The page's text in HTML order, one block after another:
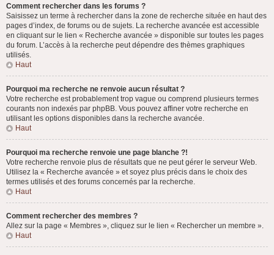
Comment rechercher dans les forums ?
Saisissez un terme à rechercher dans la zone de recherche située en haut des
pages d’index, de forums ou de sujets. La recherche avancée est accessible
en cliquant sur le lien « Recherche avancée » disponible sur toutes les pages
du forum. L’accès à la recherche peut dépendre des thèmes graphiques
utilisés.
Haut
Pourquoi ma recherche ne renvoie aucun résultat ?
Votre recherche est probablement trop vague ou comprend plusieurs termes
courants non indexés par phpBB. Vous pouvez affiner votre recherche en
utilisant les options disponibles dans la recherche avancée.
Haut
Pourquoi ma recherche renvoie une page blanche ?!
Votre recherche renvoie plus de résultats que ne peut gérer le serveur Web.
Utilisez la « Recherche avancée » et soyez plus précis dans le choix des
termes utilisés et des forums concernés par la recherche.
Haut
Comment rechercher des membres ?
Allez sur la page « Membres », cliquez sur le lien « Rechercher un membre ».
Haut